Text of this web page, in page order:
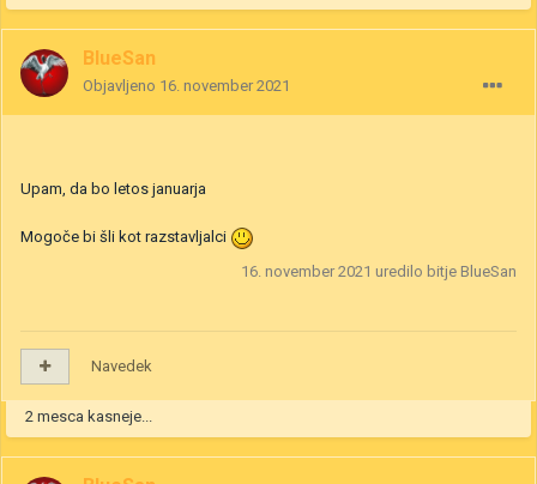
BlueSan
Objavljeno 16. november 2021
Upam, da bo letos januarja
Mogoče bi šli kot razstavljalci
16. november 2021 uredilo bitje BlueSan
Navedek
2 mesca kasneje...